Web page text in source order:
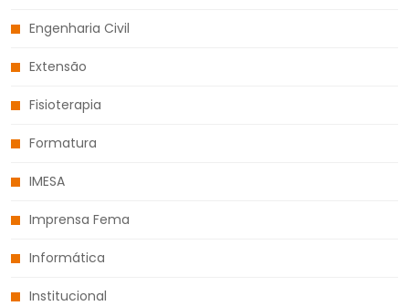
Engenharia Civil
Extensão
Fisioterapia
Formatura
IMESA
Imprensa Fema
Informática
Institucional